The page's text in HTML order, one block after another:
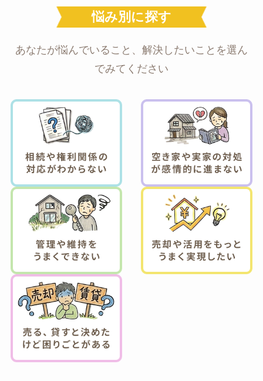
悩み別に探す
あなたが悩んでいること、解決したいことを選ん
でみてください